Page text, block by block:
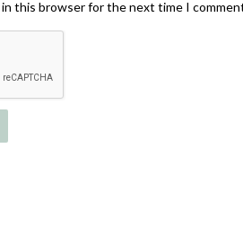
in this browser for the next time I